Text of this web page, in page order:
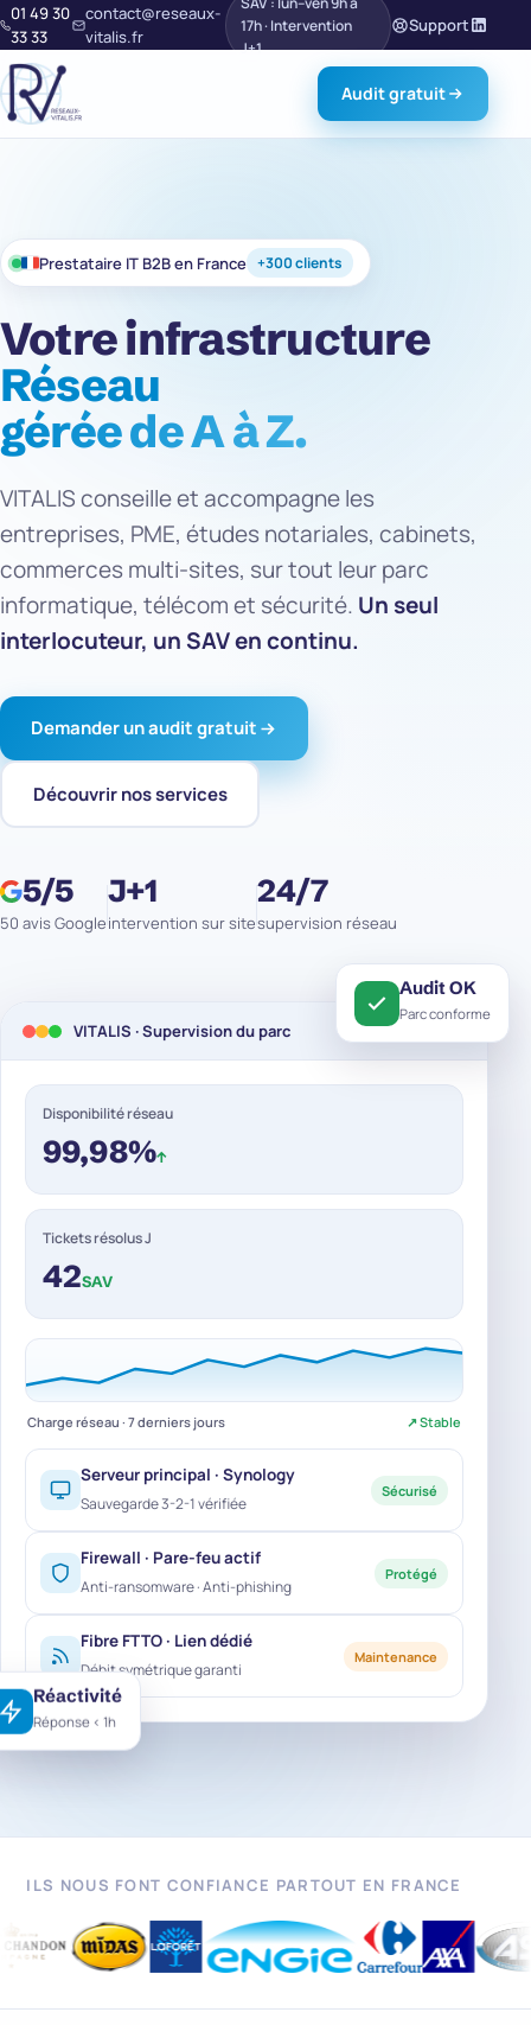
01 49 30
33 33
contact@reseaux-
vitalis.fr
17h · Intervention
J+1
Support
Audit gratuit
Prestataire IT B2B en France +300 clients
Votre infrastructure
Sécurité
gérée de A à Z.
VITALIS conseille et accompagne les
entreprises, PME, études notariales, cabinets,
commerces multi-sites, sur tout leur parc
informatique, télécom et sécurité. Un seul
interlocuteur, un SAV en continu.
Demander un audit gratuit
Découvrir nos services
5/5
50 avisGoogle
J+1
intervention sur site
24/7
supervision réseau
VITALIS · Supervision du parc
Disponibilité réseau
99,98%↑
Tickets résolus J
42SAV
Charge réseau · 7 derniers jours ↗ Stable
Serveur principal · Synology
Sauvegarde 3-2-1 vérifiée
Sécurisé
Firewall · Pare-feu actif
Anti-ransomware · Anti-phishing
Protégé
Fibre FTTO · Lien dédié
Débit symétrique garanti
Maintenance
Audit OK
Parc conforme
Réactivité
Réponse < 1h
ILS NOUS FONT CONFIANCE PARTOUT EN FRANCE